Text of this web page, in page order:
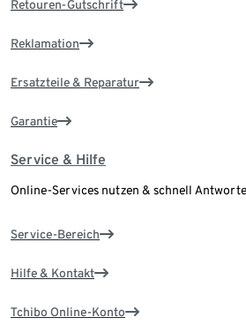
Retouren-Gutschrift
Reklamation
Ersatzteile & Reparatur
Garantie
Service & Hilfe
Online-Services nutzen & schnell
Service-Bereich
Hilfe & Kontakt
Tchibo Online-Konto